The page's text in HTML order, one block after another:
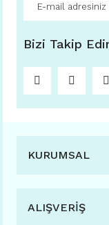
Bizi Takip
KURUMSAL
ALIŞVERİŞ